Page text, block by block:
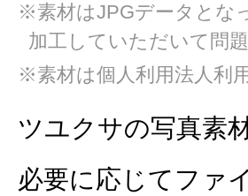
※素材はJPGデータとな
加工していただいて問
※素材は個人利用法人利
ツユクサの写真素
必要に応じてファ